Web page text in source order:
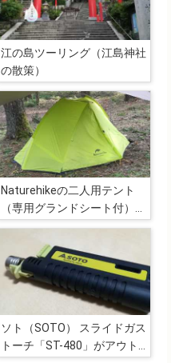
江の島ツーリング（江島神社
の散策）
Naturehikeの二人用テント
（専用グランドシート付）が
軽量かつコンパクトでツーリ
ング向き
ソト（SOTO） スライドガス
トーチ「ST-480」がアウト